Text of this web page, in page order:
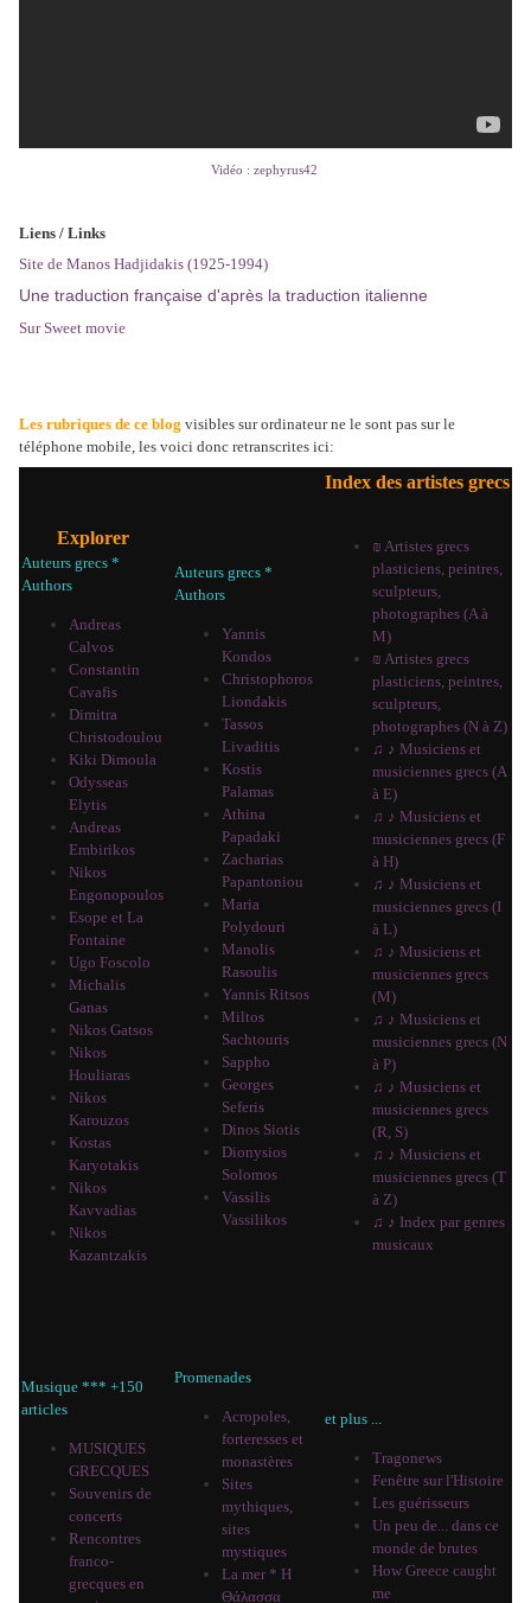
Vidéo : zephyrus42
Liens / Links
Site de Manos Hadjidakis (1925-1994)
Une traduction française d'après la traduction italienne
Sur Sweet movie
Les rubriques de ce blog visibles sur ordinateur ne le sont pas sur le
téléphone mobile, les voici donc retranscrites ici:
Explorer
Auteurs grecs *
Authors
Andreas
Calvos
Constantin
Cavafis
Dimitra
Christodoulou
Kiki Dimoula
Odysseas
Elytis
Andreas
Embirikos
Nikos
Engonopoulos
Esope et La
Fontaine
Ugo Foscolo
Michalis
Ganas
Nikos Gatsos
Nikos
Houliaras
Nikos
Karouzos
Kostas
Karyotakis
Nikos
Kavvadias
Nikos
Kazantzakis
Auteurs grecs *
Authors
Yannis
Kondos
Christophoros
Liondakis
Tassos
Livaditis
Kostis
Palamas
Athina
Papadaki
Zacharias
Papantoniou
Maria
Polydouri
Manolis
Rasoulis
Yannis Ritsos
Miltos
Sachtouris
Sappho
Georges
Seferis
Dinos Siotis
Dionysios
Solomos
Vassilis
Vassilikos
Index des artistes grecs
₪ Artistes grecs
plasticiens, peintres,
sculpteurs,
photographes (A à
M)
₪ Artistes grecs
plasticiens, peintres,
sculpteurs,
photographes (N à Z)
♫ ♪ Musiciens et
musiciennes grecs (A
à E)
♫ ♪ Musiciens et
musiciennes grecs (F
à H)
♫ ♪ Musiciens et
musiciennes grecs (I
à L)
♫ ♪ Musiciens et
musiciennes grecs
(M)
♫ ♪ Musiciens et
musiciennes grecs (N
à P)
♫ ♪ Musiciens et
musiciennes grecs
(R, S)
♫ ♪ Musiciens et
musiciennes grecs (T
à Z)
♫ ♪ Index par genres
musicaux
Musique *** +150
articles
MUSIQUES
GRECQUES
Souvenirs de
concerts
Rencontres
franco-
grecques en
Promenades
Acropoles,
forteresses et
monastères
Sites
mythiques,
sites
mystiques
La mer * Η
Θάλασσα
et plus ...
Tragonews
Fenêtre sur l'Histoire
Les guérisseurs
Un peu de... dans ce
monde de brutes
How Greece caught
me